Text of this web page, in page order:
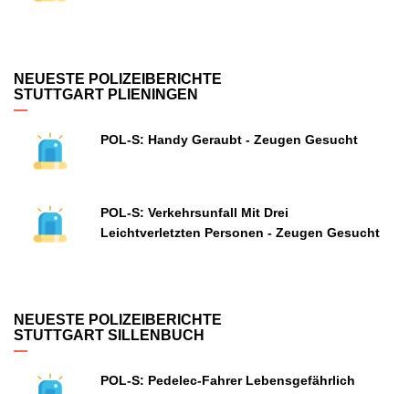
NEUESTE POLIZEIBERICHTE
STUTTGART PLIENINGEN
POL-S: Handy Geraubt - Zeugen Gesucht
POL-S: Verkehrsunfall Mit Drei
Leichtverletzten Personen - Zeugen Gesucht
NEUESTE POLIZEIBERICHTE
STUTTGART SILLENBUCH
POL-S: Pedelec-Fahrer Lebensgefährlich